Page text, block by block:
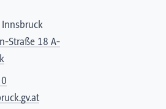
Straße 18 A-